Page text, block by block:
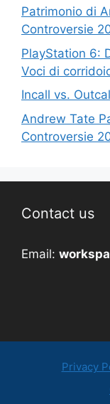
Patrimonio di
Controversie
PlayStation 6:
Voci di
Incall vs.
Andrew Tate
Controversie
Contact us
Email:
Privacy